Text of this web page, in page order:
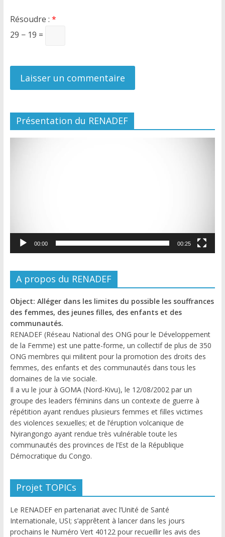
Résoudre : *
29 − 19 =
Présentation du RENADEF
00:00 00:25
A propos du RENADEF
Object: Alléger dans les limites du possible les souffrances
des femmes, des jeunes filles, des enfants et des
communautés.
RENADEF (Réseau National des ONG pour le Développement
de la Femme) est une patte-forme, un collectif de plus de 350
ONG membres qui militent pour la promotion des droits des
femmes, des enfants et des communautés dans tous les
domaines de la vie sociale.
Il a vu le jour à GOMA (Nord-Kivu), le 12/08/2002 par un
groupe des leaders féminins dans un contexte de guerre à
répétition ayant rendues plusieurs femmes et filles victimes
des violences sexuelles; et de l’éruption volcanique de
Nyirangongo ayant rendue très vulnérable toute les
communautés des provinces de l’Est de la République
Démocratique du Congo.
Projet TOPICs
Le RENADEF en partenariat avec l’Unité de Santé
Internationale, USI; s’apprêtent à lancer dans les jours
prochains le Numéro Vert 40122 pour recueillir les avis des